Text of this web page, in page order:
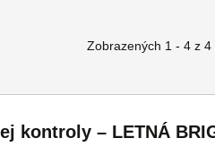
Nitriansky kraj (53)
Prešovský kraj (35)
Zobrazených 1 - 4 z
kontroly – LETNÁ